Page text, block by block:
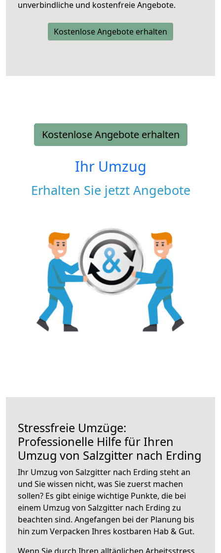
unverbindliche und kostenfreie Angebote.
Kostenlose Angebote erhalten
Kostenlose Angebote erhalten
Ihr Umzug
Erhalten Sie jetzt Angebote
Stressfreie Umzüge:
Professionelle Hilfe für Ihren
Umzug von Salzgitter nach Erding
Ihr Umzug von Salzgitter nach Erding steht an
und Sie wissen nicht, was Sie zuerst machen
sollen? Es gibt einige wichtige Punkte, die bei
einem Umzug von Salzgitter nach Erding zu
beachten sind. Angefangen bei der Planung bis
hin zum Verpacken Ihres kostbaren Hab & Gut.